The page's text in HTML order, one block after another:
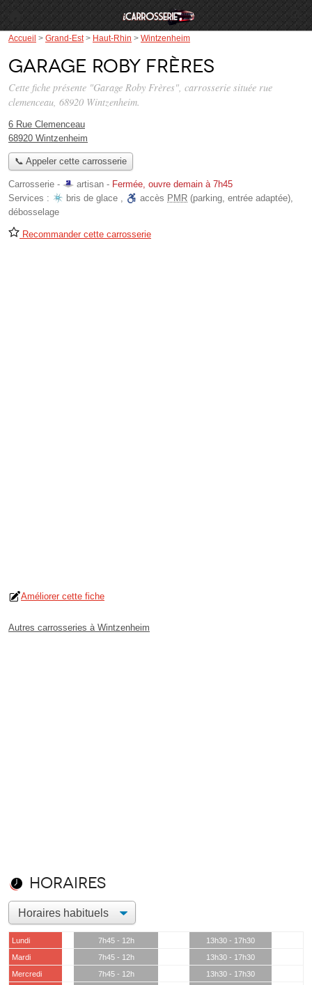
Accueil > Grand-Est> Haut-Rhin > Wintzenheim
Garage Roby Frères
Cette fiche présente "Garage Roby Frères", carrosserie située rue
clemenceau, 68920 Wintzenheim.
6 Rue Clemenceau
68920 Wintzenheim
📞 Appeler cette carrosserie
Carrosserie - artisan - Fermée, ouvre demain à 7h45
Services :
bris de glace , accès PMR (parking, entrée adaptée),
débosselage
Recommander cette carrosserie
Améliorer cette fiche
Autres carrosseries à Wintzenheim
Horaires
Lundi 7h45 - 12h
13h30 - 17h30
Mardi
7h45 - 12h
13h30 - 17h30
Mercredi
7h45 - 12h
13h30 - 17h30